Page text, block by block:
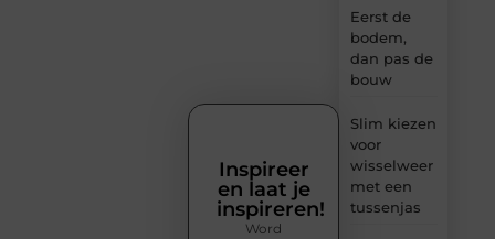
Eerst de
bodem,
dan pas de
bouw
Slim kiezen
voor
wisselweer
met een
tussenjas
Inspireer
en laat je
inspireren!
Word